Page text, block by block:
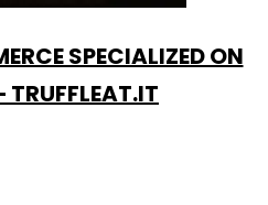
SPECIALIZED ON
TRUFFLEAT.IT